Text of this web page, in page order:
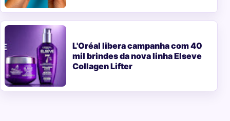
L'Oréal libera campanha com 40
mil brindes da nova linha Elseve
Collagen Lifter